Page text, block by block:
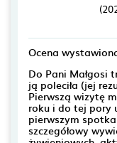
Ocena
Do Pani Małgosi
ją poleciła (jej
Pierwszą wizytę
roku i do tej pory
pierwszym
szczegółowy